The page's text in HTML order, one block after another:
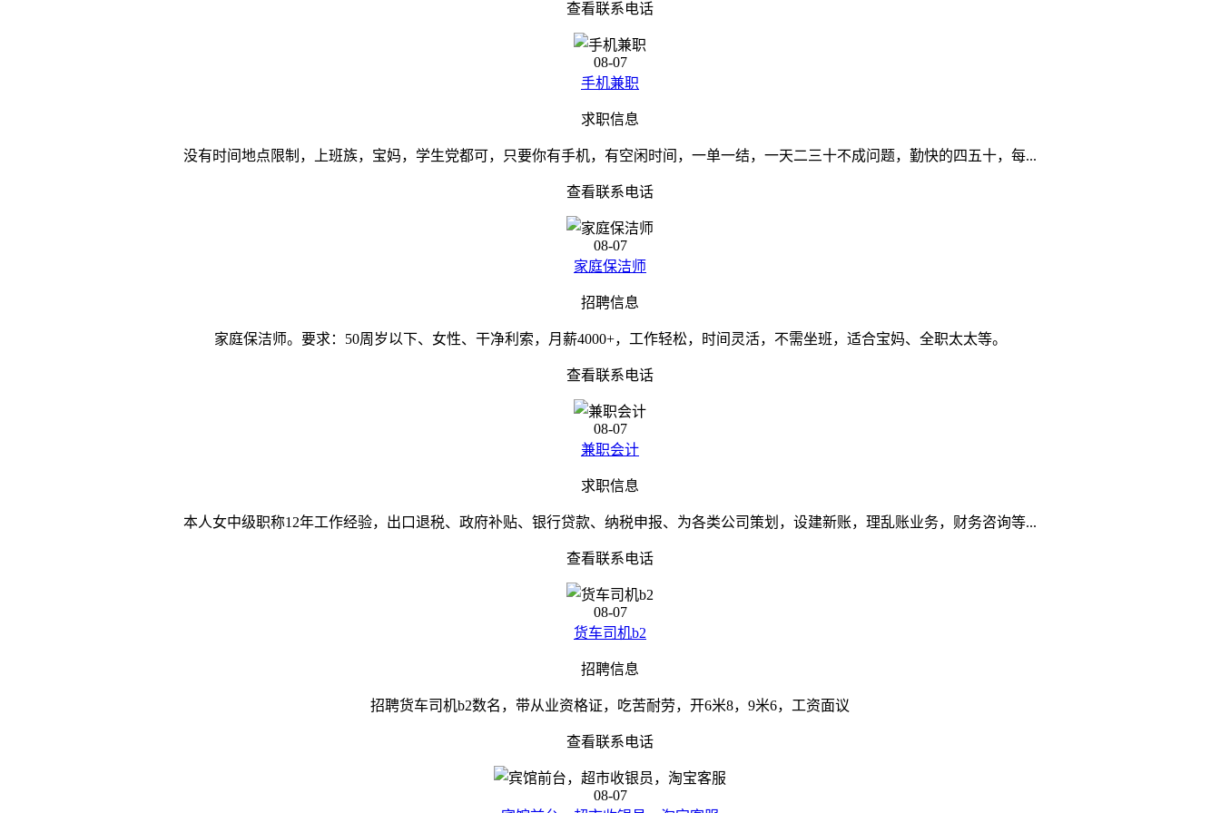
查看联系电话
08-07
手机兼职
求职信息
没有时间地点限制，上班族，宝妈，学生党都可，只要你有手机，有空闲时间，一单一结，一天二三十不成问题，勤快的四五十，每...
查看联系电话
08-07
家庭保洁师
招聘信息
家庭保洁师。要求：50周岁以下、女性、干净利索，月薪4000+，工作轻松，时间灵活，不需坐班，适合宝妈、全职太太等。
查看联系电话
08-07
兼职会计
求职信息
本人女中级职称12年工作经验，出口退税、政府补贴、银行贷款、纳税申报、为各类公司策划，设建新账，理乱账业务，财务咨询等...
查看联系电话
08-07
货车司机b2
招聘信息
招聘货车司机b2数名，带从业资格证，吃苦耐劳，开6米8，9米6，工资面议
查看联系电话
08-07